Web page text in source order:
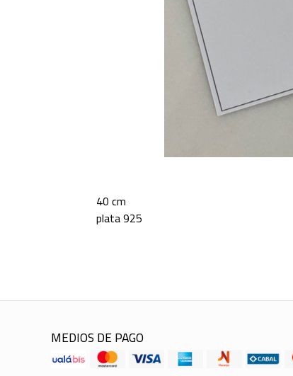
40 cm
plata 925
MEDIOS DE PAGO